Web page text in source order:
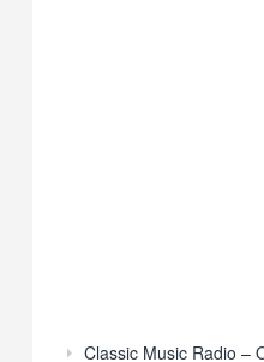
Classic Music Radio –